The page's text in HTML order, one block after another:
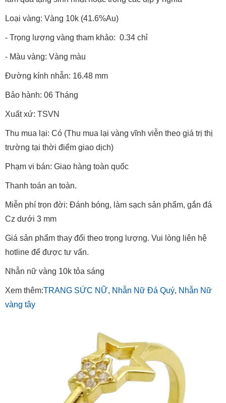
Loại vàng: Vàng 10k (41.6%Au)
- Trọng lượng vàng tham khảo: 0.34 chỉ
- Màu vàng: Vàng màu
Đường kính nhẫn: 16.48 mm
Bảo hành: 06 Tháng
Xuất xứ: TSVN
Thu mua lại: Có (Thu mua lại vàng vĩnh viễn theo giá trị thị
trường tại thời điểm giao dịch)
Phạm vi bán: Giao hàng toàn quốc
Thanh toán an toàn.
Miễn phí trọn đời: Đánh bóng, làm sạch sản phẩm, gắn đá
Cz dưới 3 mm
Giá sản phẩm thay đổi theo trọng lượng. Vui lòng liên hệ
hotline để được tư vấn.
Nhẫn nữ vàng 10k tỏa sáng
Xem thêm:TRANG SỨC NỮ, Nhẫn Nữ Đá Quý, Nhẫn Nữ
vàng tây